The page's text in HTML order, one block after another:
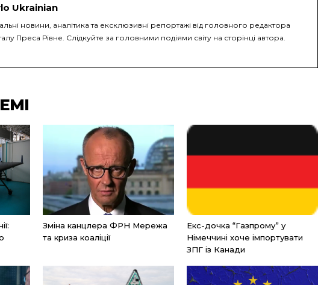
Ukrainian
новини, аналітика та ексклюзивні репортажі від головного редактора
Преса Рівне. Слідкуйте за головними подіями світу на сторінці автора.
Зміна канцлера ФРН Мережа
та криза коаліції
Екс-дочка “Газпрому” у
Німеччині хоче імпортувати
ЗПГ із Канади